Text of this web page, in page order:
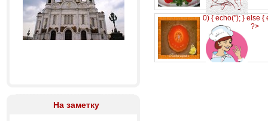
На заметку
0) { echo(''); } else {
?>